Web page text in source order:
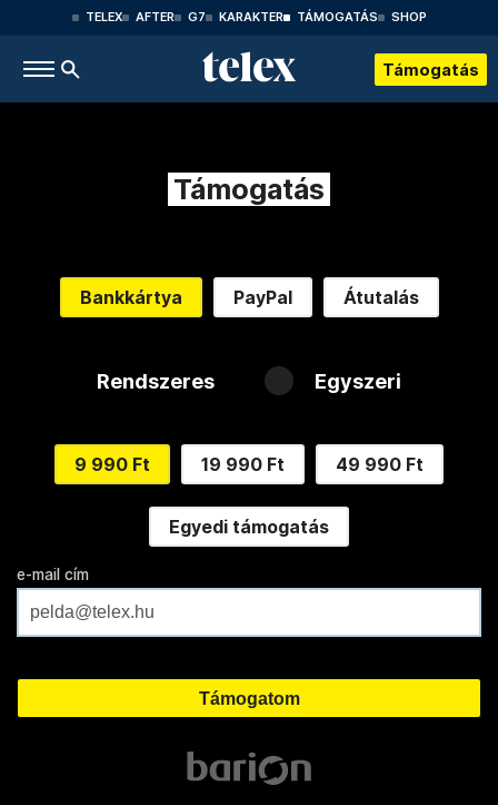
TELEX AFTER G7 KARAKTER TÁMOGATÁS SHOP
Támogatás
Támogatás
Bankkártya PayPal Átutalás
Rendszeres Egyszeri
9 990 Ft 19 990 Ft 49 990 Ft
Egyedi támogatás
e-mail cím